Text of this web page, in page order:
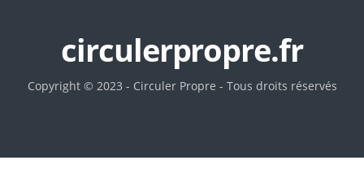
circulerpropre.fr
Copyright © 2023 - Circuler Propre - Tous droits réservés